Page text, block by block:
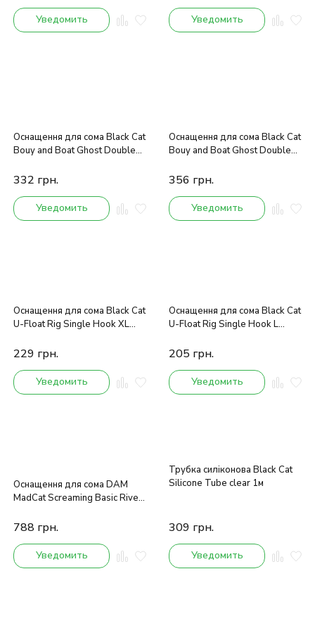
Уведомить Уведомить
Оснащення для сома Black Cat
Bouy and Boat Ghost Double
332 грн.
Уведомить
Оснащення для сома Black Cat
Bouy and Boat Ghost Double
356 грн.
Уведомить
Оснащення для сома Black Cat
U-Float Rig Single Hook XL
229 грн.
Уведомить
Оснащення для сома Black Cat
U-Float Rig Single Hook L
205 грн.
Уведомить
Оснащення для сома DAM
MadCat Screaming Basic River
788 грн.
Уведомить
Трубка силіконова Black Cat
Silicone Tube clear 1м
309 грн.
Уведомить